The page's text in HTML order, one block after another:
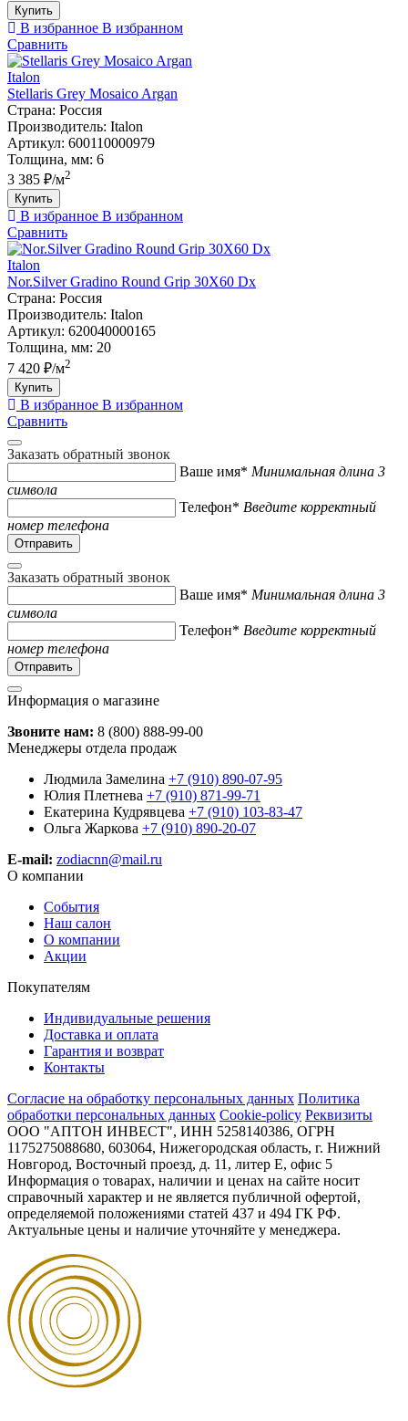
Купить
В избранное В избранном
Сравнить
Italon
Stellaris Grey Mosaico Argan
Страна: Россия
Производитель: Italon
Артикул: 600110000979
Толщина, мм: 6
3 385 ₽/м2
Купить
В избранное В избранном
Сравнить
Italon
Nor.Silver Gradino Round Grip 30X60 Dx
Страна: Россия
Производитель: Italon
Артикул: 620040000165
Толщина, мм: 20
7 420 ₽/м2
Купить
В избранное В избранном
Сравнить
Заказать обратный звонок
Ваше имя* Минимальная длина 3
символа
Телефон* Введите корректный
номер телефона
Заказать обратный звонок
Ваше имя* Минимальная длина 3
символа
Телефон* Введите корректный
номер телефона
Информация о магазине
Звоните нам: 8 (800) 888-99-00
Менеджеры отдела продаж
Людмила Замелина +7 (910) 890-07-95
Юлия Плетнева +7 (910) 871-99-71
Екатерина Кудрявцева +7 (910) 103-83-47
Ольга Жаркова +7 (910) 890-20-07
E-mail: zodiacnn@mail.ru
О компании
События
Наш салон
О компании
Акции
Покупателям
Индивидуальные решения
Доставка и оплата
Гарантия и возврат
Контакты
Согласие на обработку персональных данных Политика
обработки персональных данных Cookie-policy Реквизиты
ООО "АПТОН ИНВЕСТ", ИНН 5258140386, ОГРН
1175275088680, 603064, Нижегородская область, г. Нижний
Новгород, Восточный проезд, д. 11, литер Е, офис 5
Информация о товарах, наличии и ценах на сайте носит
справочный характер и не является публичной офертой,
определяемой положениями статей 437 и 494 ГК РФ.
Актуальные цены и наличие уточняйте у менеджера.